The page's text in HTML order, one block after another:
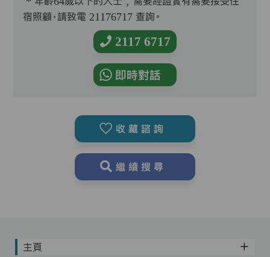
宿照顧，請致電 21176717 查詢。
2117 6717
即時對話
收藏諮詢
繼續搜尋
主頁